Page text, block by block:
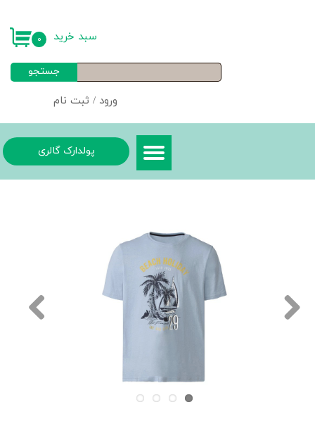
ورود / ثبت نام
خروج از حساب کاربری
جستجو
۰ سبد خرید
پولدارک گالری